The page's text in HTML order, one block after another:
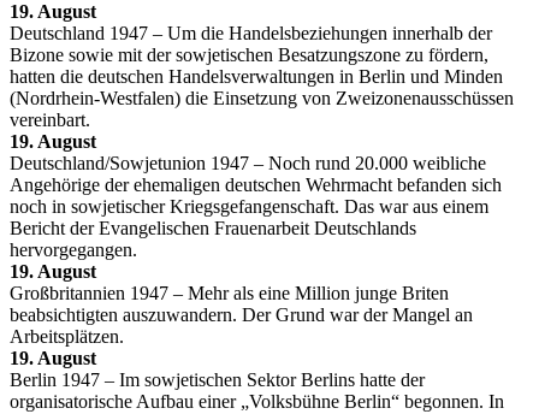
19. August
Deutschland 1947 – Um die Handelsbeziehungen innerhalb der
Bizone sowie mit der sowjetischen Besatzungszone zu fördern,
hatten die deutschen Handelsverwaltungen in Berlin und Minden
(Nordrhein-Westfalen) die Einsetzung von Zweizonenausschüssen
vereinbart.
19. August
Deutschland/Sowjetunion 1947 – Noch rund 20.000 weibliche
Angehörige der ehemaligen deutschen Wehrmacht befanden sich
noch in sowjetischer Kriegsgefangenschaft. Das war aus einem
Bericht der Evangelischen Frauenarbeit Deutschlands
hervorgegangen.
19. August
Großbritannien 1947 – Mehr als eine Million junge Briten
beabsichtigten auszuwandern. Der Grund war der Mangel an
Arbeitsplätzen.
19. August
Berlin 1947 – Im sowjetischen Sektor Berlins hatte der
organisatorische Aufbau einer „Volksbühne Berlin“ begonnen. In